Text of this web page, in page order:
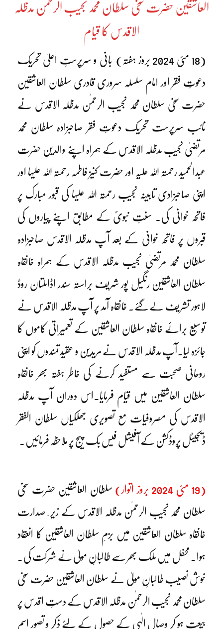
العاشقین حضرت سخی سلطان محمد نجیب الرحمٰن مدظلہ
الاقدس کا قیام
(18 مئی 2024 بروز ہفتہ) بانی و سرپرستِ اعلیٰ تحریک
دعوتِ فقر اور امام سلسلہ سروری قادری سلطان العاشقین
حضرت سخی سلطان محمد نجیب الرحمٰن مدظلہ الاقدس نے
نائب سرپرست تحریک دعوتِ فقر صاحبزادہ سلطان محمد
مرتضیٰ نجیب مدظلہ الاقدس کے ہمراہ اپنے والدین حضرت
عبدالحمید رحمتہ اللہ علیہ اور حضرت کنیز فاطمہ رحمتہ اللہ علیہا اور
اپنی صاحبزادی تابینہ نجیب رحمتہ اللہ علیہا کی قبور مبارک پر
فاتحہ خوانی کی۔ سنتِ نبویؐ کے مطابق اپنے پیاروں کی
قبروں پر فاتحہ خوانی کے بعد آپ مدظلہ الاقدس صاحبزادہ
سلطان محمد مرتضیٰ نجیب مدظلہ الاقدس کے ہمراہ خانقاہ
سلطان العاشقین رنگیل پور شریف براستہ سندر اڈاملتان روڈ
لاہور تشریف لے گئے۔ خانقاہ آمد پر آپ مدظلہ الاقدس نے
توسیع برائے خانقاہ سلطان العاشقین کے تعمیراتی کاموں کا
جائزہ لیا۔آپ مدظلہ الاقدس نے مریدین و عقیدتمندوں کو اپنی
روحانی صحبت سے مستفید کرنے کی خاطر ہفتہ بھر خانقاہ
سلطان العاشقین میں قیام فرمایا۔اس دوران آپ مدظلہ
الاقدس کی مصروفیات مع تصویری جھلکیاں سلطان الفقر
ڈیجیٹل پروڈکشن کے آفیشل فیس بک پیج پر ملاحظہ فرمائیں۔
(19 مئی 2024 بروز اتوار) سلطان العاشقین حضرت سخی
سلطان محمد نجیب الرحمٰن مدظلہ الاقدس کے زیر ِ صدارت
خانقاہ سلطان العاشقین میں بزمِ سلطان العاشقین کا انعقاد
ہوا۔ محفل میں ملک بھر سے طالبانِ مولیٰ نے شرکت کی۔
خوش نصیب طالبانِ مولیٰ نے سلطان العاشقین حضرت سخی
سلطان محمد نجیب الرحمٰن مدظلہ الاقدس کے دستِ اقدس پر
بیعت ہو کر وصالِ الٰہی کے حصول کے لئے ذکر و تصور اسمِ